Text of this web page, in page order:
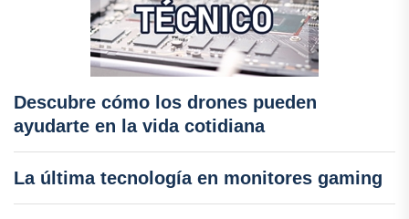
Descubre cómo los drones pueden
ayudarte en la vida cotidiana
La última tecnología en monitores gaming